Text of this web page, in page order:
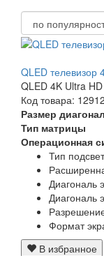
QLED телевизор
QLED 4K Ultra
Код товара:
Размер
Тип матрицы
Операционная
Тип
Диагональ
Диагональ
Формат
В избранное